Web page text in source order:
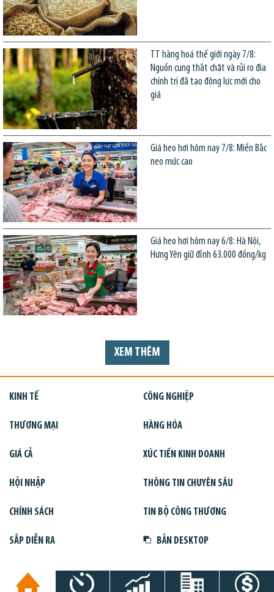
TT hàng hoá thế giới ngày 7/8:
Nguồn cung thắt chặt và rủi ro địa
chính trị đã tạo động lực mới cho
giá
Giá heo hơi hôm nay 7/8: Miền Bắc
neo mức cao
Giá heo hơi hôm nay 6/8: Hà Nội,
Hưng Yên giữ đỉnh 63.000 đồng/kg
XEM THÊM
KINH TẾ CÔNG NGHIỆP
THƯƠNG MẠI HÀNG HÓA
GIÁ CẢ XÚC TIẾN KINH DOANH
HỘI NHẬP THÔNG TIN CHUYÊN SÂU
CHÍNH SÁCH TIN BỘ CÔNG THƯƠNG
SẮP DIỄN RA BẢN DESKTOP